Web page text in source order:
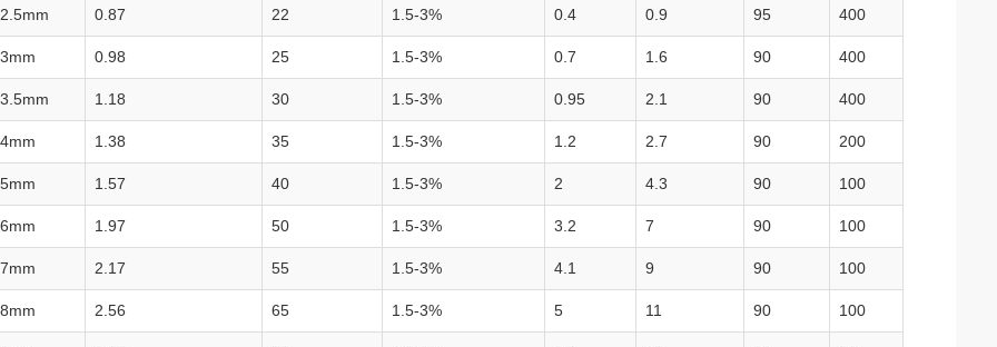
2.5mm 0.87 22 1.5-3% 0.4 0.9 95 400
3mm 0.98 25 1.5-3% 0.7 1.6 90 400
3.5mm 1.18 30 1.5-3% 0.95 2.1 90 400
4mm 1.38 35 1.5-3% 1.2 2.7 90 200
5mm 1.57 40 1.5-3% 2 4.3 90 100
6mm 1.97 50 1.5-3% 3.2 7 90 100
7mm 2.17 55 1.5-3% 4.1 9 90 100
8mm 2.56 65 1.5-3% 5 11 90 100